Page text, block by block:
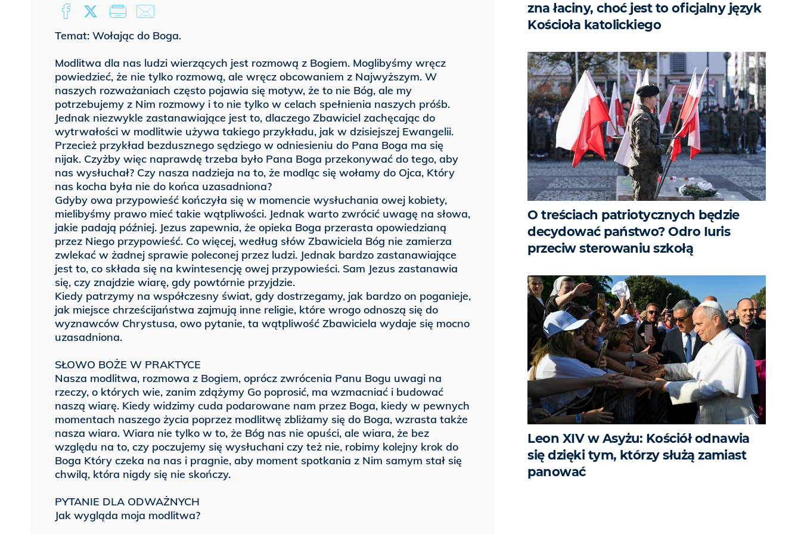
Temat: Wołając do Boga.
Modlitwa dla nas ludzi wierzących jest rozmową z Bogiem. Moglibyśmy wręcz
powiedzieć, że nie tylko rozmową, ale wręcz obcowaniem z Najwyższym. W
naszych rozważaniach często pojawia się motyw, że to nie Bóg, ale my
potrzebujemy z Nim rozmowy i to nie tylko w celach spełnienia naszych próśb.
Jednak niezwykle zastanawiające jest to, dlaczego Zbawiciel zachęcając do
wytrwałości w modlitwie używa takiego przykładu, jak w dzisiejszej Ewangelii.
Przecież przykład bezdusznego sędziego w odniesieniu do Pana Boga ma się
nijak. Czyżby więc naprawdę trzeba było Pana Boga przekonywać do tego, aby
nas wysłuchał? Czy nasza nadzieja na to, że modląc się wołamy do Ojca, Który
nas kocha była nie do końca uzasadniona?
Gdyby owa przypowieść kończyła się w momencie wysłuchania owej kobiety,
mielibyśmy prawo mieć takie wątpliwości. Jednak warto zwrócić uwagę na słowa,
jakie padają później. Jezus zapewnia, że opieka Boga przerasta opowiedzianą
przez Niego przypowieść. Co więcej, według słów Zbawiciela Bóg nie zamierza
zwlekać w żadnej sprawie poleconej przez ludzi. Jednak bardzo zastanawiające
jest to, co składa się na kwintesencję owej przypowieści. Sam Jezus zastanawia
się, czy znajdzie wiarę, gdy powtórnie przyjdzie.
Kiedy patrzymy na współczesny świat, gdy dostrzegamy, jak bardzo on poganieje,
jak miejsce chrześcijaństwa zajmują inne religie, które wrogo odnoszą się do
wyznawców Chrystusa, owo pytanie, ta wątpliwość Zbawiciela wydaje się mocno
uzasadniona.
SŁOWO BOŻE W PRAKTYCE
Nasza modlitwa, rozmowa z Bogiem, oprócz zwrócenia Panu Bogu uwagi na
rzeczy, o których wie, zanim zdążymy Go poprosić, ma wzmacniać i budować
naszą wiarę. Kiedy widzimy cuda podarowane nam przez Boga, kiedy w pewnych
momentach naszego życia poprzez modlitwę zbliżamy się do Boga, wzrasta także
nasza wiara. Wiara nie tylko w to, że Bóg nas nie opuści, ale wiara, że bez
względu na to, czy poczujemy się wysłuchani czy też nie, robimy kolejny krok do
Boga Który czeka na nas i pragnie, aby moment spotkania z Nim samym stał się
chwilą, która nigdy się nie skończy.
PYTANIE DLA ODWAŻNYCH
Jak wygląda moja modlitwa?
zna łaciny, choć jest to oficjalny język
Kościoła katolickiego
O treściach patriotycznych będzie
decydować państwo? Odro Iuris
przeciw sterowaniu szkołą
Leon XIV w Asyżu: Kościół odnawia
się dzięki tym, którzy służą zamiast
panować